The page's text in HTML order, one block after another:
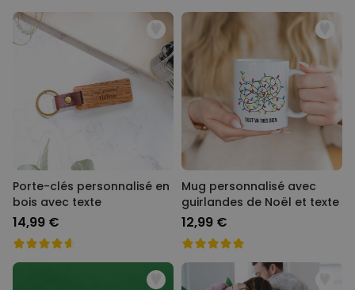
Porte-clés personnalisé en
bois avec texte
14,99 €
Mug personnalisé avec
guirlandes de Noël et texte
12,99 €